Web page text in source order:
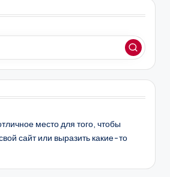
место для того, чтобы
сайт или выразить какие-то